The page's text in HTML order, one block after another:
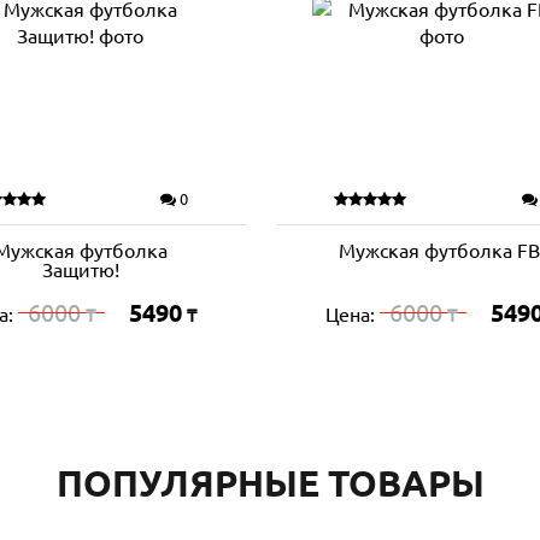
0
футболка
Защитю!
6000₸ 5490 ₸
Мужская футболка
Цена: 6000₸
ПОПУЛЯРНЫЕ ТОВАРЫ